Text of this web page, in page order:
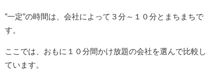
”一定”の時間は、会社によって３分～１０分とまちまちで
す。
ここでは、おもに１０分間かけ放題の会社を選んで比較し
ています。